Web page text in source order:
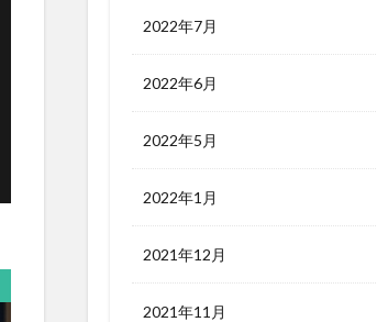
2022年7月
2022年6月
2022年5月
2022年1月
2021年12月
2021年11月